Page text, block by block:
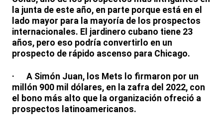
la junta de este año, en parte porque está en el
lado mayor para la mayoría de los prospectos
internacionales. El jardinero cubano tiene 23
años, pero eso podría convertirlo en un
prospecto de rápido ascenso para Chicago.
· A Simón Juan, los Mets lo firmaron por un
millón 900 mil dólares, en la zafra del 2022, con
el bono más alto que la organización ofreció a
prospectos latinoamericanos.